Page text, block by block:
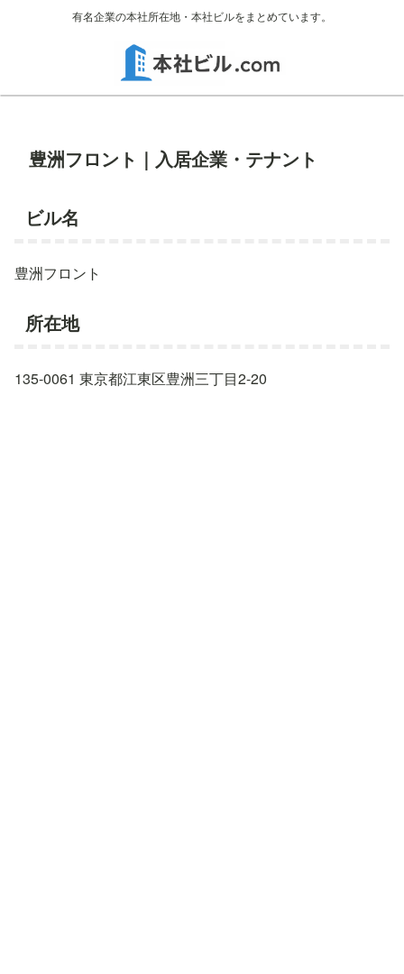
有名企業の本社所在地・本社ビルをまとめています。
豊洲フロント｜入居企業・テナント
ビル名
豊洲フロント
所在地
135-0061 東京都江東区豊洲三丁目2-20